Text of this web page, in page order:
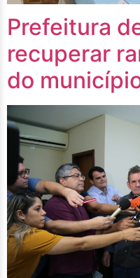
Prefeitura
recuperar
do